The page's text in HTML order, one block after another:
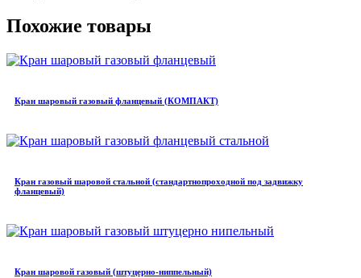
Похожие товары
Кран шаровый газовый фланцевый (КОМПАКТ)
Кран газовый шаровой стальной (стандартнопроходной под задвижку
фланцевый)
Кран шаровой газовый (штуцерно-ниппельный)